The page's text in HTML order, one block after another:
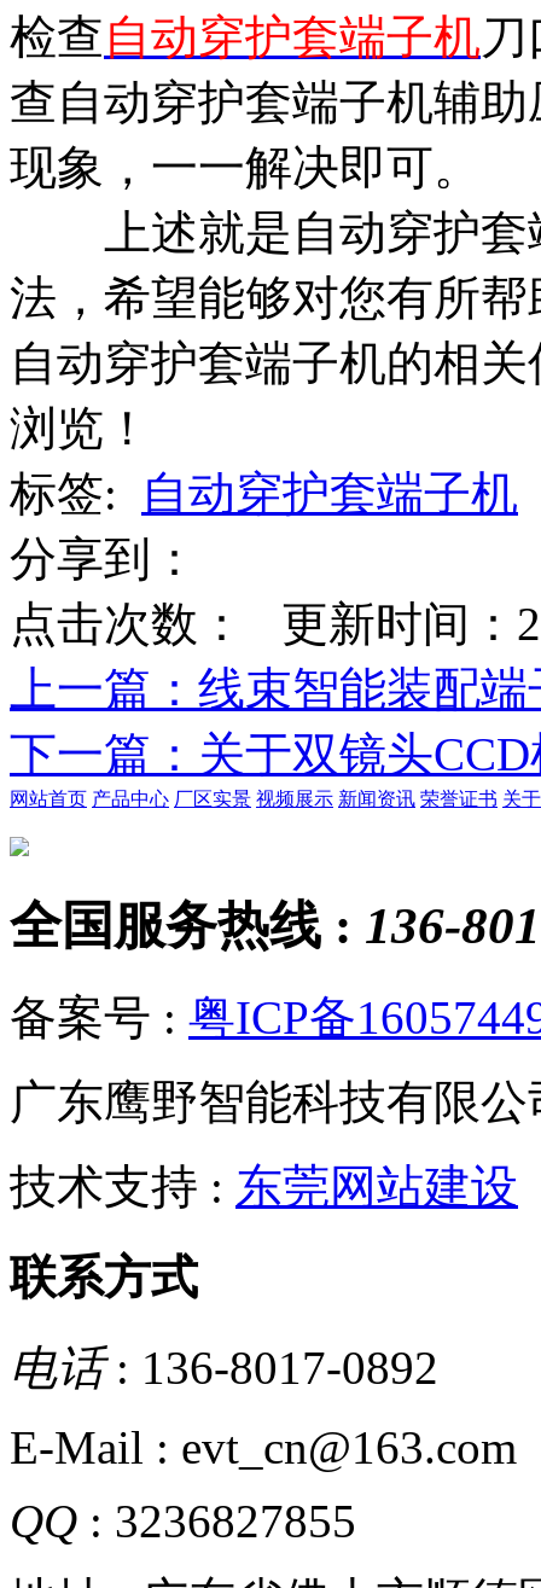
检查自动穿护套端子机
查自动穿护套端子机辅
现象，一一解决即可。
上述就是自动穿护套
法，希望能够对您有所
自动穿护套端子机的相
浏览！
标签:
自动穿护套端子机
分享到：
点击次数：
更新时间：
上一篇 ：线束智能装配
下一篇 ：关于双镜头
网站首页 产品中心 厂区实景 视频展示 新闻资讯 荣誉证书 关
全国服务热线 : 136-
备案号 : 粤ICP备
广东鹰野智能科技有限
技术支持 : 东莞网站建设
联系方式
电话: 136-8017-0892
E-Mail : evt_cn@163.com
QQ : 3236827855